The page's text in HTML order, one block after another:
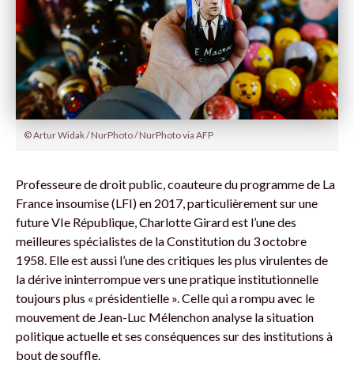
© Artur Widak / NurPhoto / NurPhoto via AFP
Professeure de droit public, coauteure du programme de La
France insoumise (LFI) en 2017, particulièrement sur une
future VIe République, Charlotte Girard est l’une des
meilleures spécialistes de la Constitution du 3 octobre
1958. Elle est aussi l’une des critiques les plus virulentes de
la dérive ininterrompue vers une pratique institutionnelle
toujours plus « présidentielle ». Celle qui a rompu avec le
mouvement de Jean-Luc Mélenchon analyse la situation
politique actuelle et ses conséquences sur des institutions à
bout de souffle.